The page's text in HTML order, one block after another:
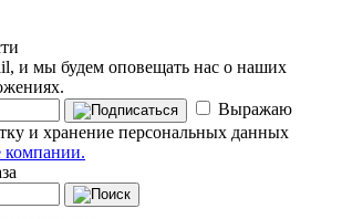
и мы будем оповещать нас о наших
Выражаю
и хранение персональных данных
компании.